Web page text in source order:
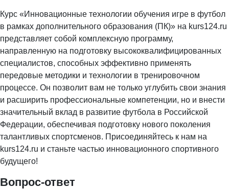
Курс «Инновационные технологии обучения игре в футбол
в рамках дополнительного образования (ПК)» на kurs124.ru
представляет собой комплексную программу,
направленную на подготовку высококвалифицированных
специалистов, способных эффективно применять
передовые методики и технологии в тренировочном
процессе. Он позволит вам не только углубить свои знания
и расширить профессиональные компетенции, но и внести
значительный вклад в развитие футбола в Российской
Федерации, обеспечивая подготовку нового поколения
талантливых спортсменов. Присоединяйтесь к нам на
kurs124.ru и станьте частью инновационного спортивного
будущего!
Вопрос-ответ